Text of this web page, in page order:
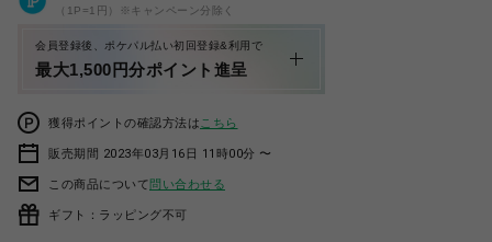
（1P=1円）※キャンペーン分除く
会員登録後、ポケパル払い初回登録&利用で
最大1,500円分ポイント進呈
獲得ポイントの確認方法は こちら
販売期間 2023年03月16日 11時00分 〜
この商品について問い合わせる
ギフト：ラッピング不可